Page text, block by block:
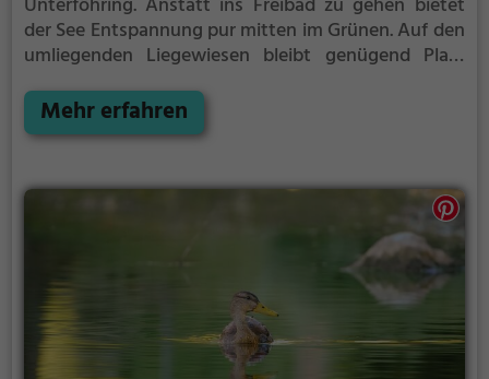
der See Entspannung pur mitten im Grünen. Auf den
umliegenden Liegewiesen bleibt genügend Platz
September ist der Feringasee ein beliebtes
Ausflugsziel. Egal ob für Familien, Freunde oder
Tage.
Mehr erfahren